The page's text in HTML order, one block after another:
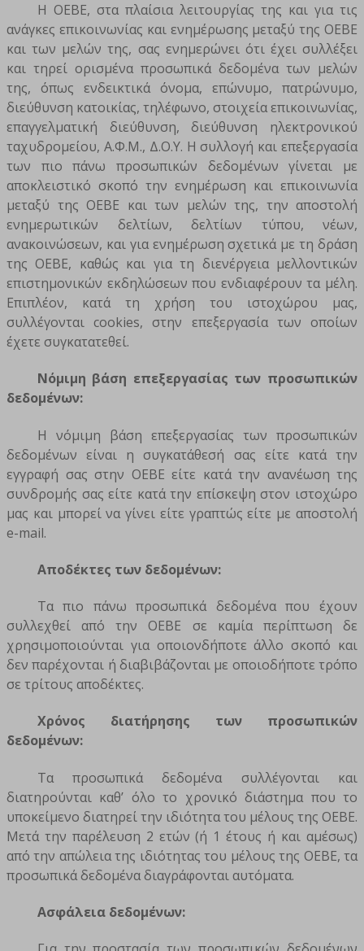
Η ΟΕΒΕ, στα πλαίσια λειτουργίας της και για τις
ανάγκες επικοινωνίας και ενημέρωσης μεταξύ της ΟΕΒΕ
και των μελών της, σας ενημερώνει ότι έχει συλλέξει
και τηρεί ορισμένα προσωπικά δεδομένα των μελών
της, όπως ενδεικτικά όνομα, επώνυμο, πατρώνυμο,
διεύθυνση κατοικίας, τηλέφωνο, στοιχεία επικοινωνίας,
επαγγελματική διεύθυνση, διεύθυνση ηλεκτρονικού
ταχυδρομείου, Α.Φ.Μ., Δ.Ο.Υ. Η συλλογή και επεξεργασία
των πιο πάνω προσωπικών δεδομένων γίνεται με
αποκλειστικό σκοπό την ενημέρωση και επικοινωνία
μεταξύ της ΟΕΒΕ και των μελών της, την αποστολή
ενημερωτικών δελτίων, δελτίων τύπου, νέων,
ανακοινώσεων, και για ενημέρωση σχετικά με τη δράση
της ΟΕΒΕ, καθώς και για τη διενέργεια μελλοντικών
επιστημονικών εκδηλώσεων που ενδιαφέρουν τα μέλη.
Επιπλέον, κατά τη χρήση του ιστοχώρου μας,
συλλέγονται cookies, στην επεξεργασία των οποίων
έχετε συγκατατεθεί.
Νόμιμη βάση επεξεργασίας των προσωπικών
δεδομένων:
Η νόμιμη βάση επεξεργασίας των προσωπικών
δεδομένων είναι η συγκατάθεσή σας είτε κατά την
εγγραφή σας στην ΟΕΒΕ είτε κατά την ανανέωση της
συνδρομής σας είτε κατά την επίσκεψη στον ιστοχώρο
μας και μπορεί να γίνει είτε γραπτώς είτε με αποστολή
e-mail.
Αποδέκτες των δεδομένων:
Τα πιο πάνω προσωπικά δεδομένα που έχουν
συλλεχθεί από την ΟΕΒΕ σε καμία περίπτωση δε
χρησιμοποιούνται για οποιονδήποτε άλλο σκοπό και
δεν παρέχονται ή διαβιβάζονται με οποιοδήποτε τρόπο
σε τρίτους αποδέκτες.
Χρόνος διατήρησης των προσωπικών
δεδομένων:
Τα προσωπικά δεδομένα συλλέγονται και
διατηρούνται καθ’ όλο το χρονικό διάστημα που το
υποκείμενο διατηρεί την ιδιότητα του μέλους της ΟΕΒΕ.
Μετά την παρέλευση 2 ετών (ή 1 έτους ή και αμέσως)
από την απώλεια της ιδιότητας του μέλους της ΟΕΒΕ, τα
προσωπικά δεδομένα διαγράφονται αυτόματα.
Ασφάλεια δεδομένων: